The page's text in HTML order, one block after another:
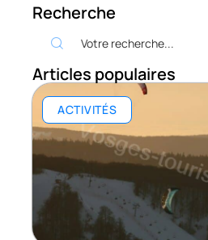
Recherche
Articles populaires
ACTIVITÉS